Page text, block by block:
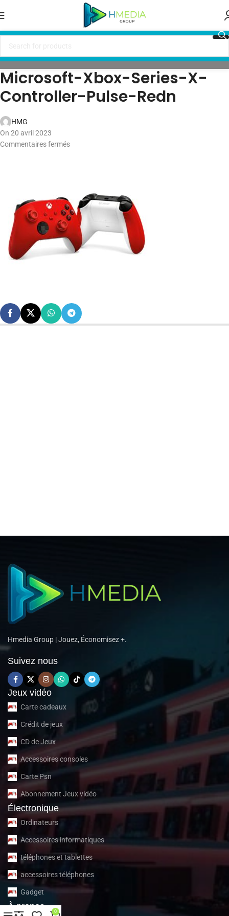
Microsoft-Xbox-Series-X-
Controller-Pulse-Redn
HMG
On 20 avril 2023
Commentaires fermés
Hmedia Group | Jouez, Économisez +.
Suivez nous
Jeux vidéo
Carte cadeaux
Crédit de jeux
CD de Jeux
Accessoires consoles
Carte Psn
Abonnement Jeux vidéo
Électronique
Ordinateurs
Accessoires informatiques
téléphones et tablettes
accessoires téléphones
Gadget
À propos 0